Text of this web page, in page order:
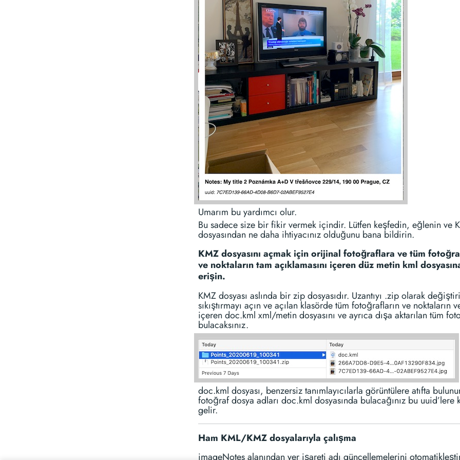
Umarım bu yardımcı olur.
Bu sadece size bir fikir vermek içindir. Lütfen keşfedin, eğlenin ve
dosyasından ne daha ihtiyacınız olduğunu bana bildirin.
KMZ dosyasını açmak için orijinal fotoğraflara ve tüm
ve noktaların tam açıklamasını içeren düz metin kml
erişin.
KMZ dosyası aslında bir zip dosyasıdır. Uzantıyı .zip olarak
sıkıştırmayı açın ve açılan klasörde tüm fotoğrafların ve noktaların
içeren doc.kml xml/metin dosyasını ve ayrıca dışa aktarılan tüm
bulacaksınız.
doc.kml dosyası, benzersiz tanımlayıcılarla görüntülere atıfta
fotoğraf dosya adları doc.kml dosyasında bulacağınız bu uuid’lere
gelir.
Ham KML/KMZ dosyalarıyla çalışma
imageNotes alanından yer işareti adı güncellemelerini